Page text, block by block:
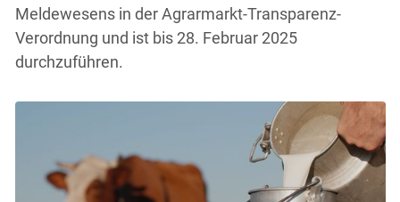
Meldewesens in der Agrarmarkt-Transparenz-
Verordnung und ist bis 28. Februar 2025
durchzuführen.